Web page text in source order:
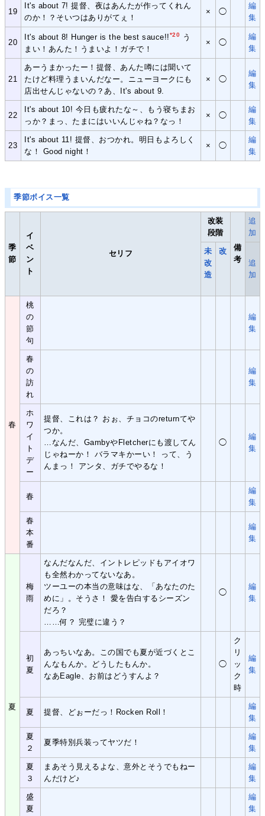
19
It's about 7! 提督、夜はあんたが作ってくれん
のか！？そいつはありがてぇ！
× ◯
編
集
20
It's about 8! Hunger is the best sauce!!*20
う
まい！あんた！うまいよ！ガチで！
× ◯
編
集
21
あーうまかったー！提督、あんた噂には聞いて
たけど料理うまいんだなー。ニューヨークにも
店出せんじゃないの？あ、It's about 9.
× ◯
編
集
22
It's about 10! 今日も疲れたな～、もう寝ちまお
っか？まっ、たまにはいいんじゃね？なっ！
× ◯
編
集
23
It's about 11! 提督、おつかれ。明日もよろしく
な！ Good night！
× ◯
編
集
季節ボイス一覧
季
節
イ
ベ
ン
ト
セリフ
改装
段階
備
考
追
加
未
改
造
改
追
加
春
桃
の
節
句
編
集
春
の
訪
れ
編
集
ホ
ワ
イ
ト
デ
ー
提督、これは？ おぉ、チョコのreturnてや
つか。
…なんだ、GambyやFletcherにも渡してん
じゃねーか！ バラマキかーい！ って、う
んまっ！ アンタ、ガチでやるな！
◯
編
集
春
編
集
春
本
番
編
集
夏
梅
雨
なんだなんだ、イントレピッドもアイオワ
も全然わかってないなあ。
ツーユーの本当の意味はな、「あなたのた
めに」。そうさ！ 愛を告白するシーズン
だろ？
……何？ 完璧に違う？
◯
編
集
初
夏
あっちいなあ。この国でも夏が近づくとこ
んなもんか。どうしたもんか。
なあEagle、お前はどうすんよ？
◯
ク
リ
ッ
ク
時
編
集
夏 提督、どぉーだっ！Rocken Roll！
編
集
夏
２
夏季特別兵装ってヤツだ！
編
集
夏
３
まあそう見えるよな、意外とそうでもねー
んだけど♪
編
集
盛
夏
編
集